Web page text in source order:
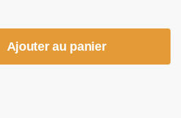
Ajouter au panier